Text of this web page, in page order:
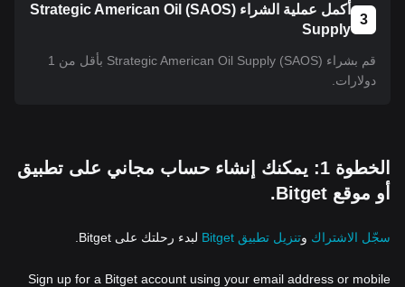
3
أكمل عملية الشراء (SAOS) Strategic American Oil
Supply
قم بشراء (SAOS) Strategic American Oil Supply بأقل من 1
دولارات.
الخطوة 1: يمكنك إنشاء حساب مجاني على تطبيق
أو موقع Bitget.
سجّل الاشتراك وتنزيل تطبيق Bitget لبدء رحلتك على Bitget.
Sign up for a Bitget account using your email address or mobile